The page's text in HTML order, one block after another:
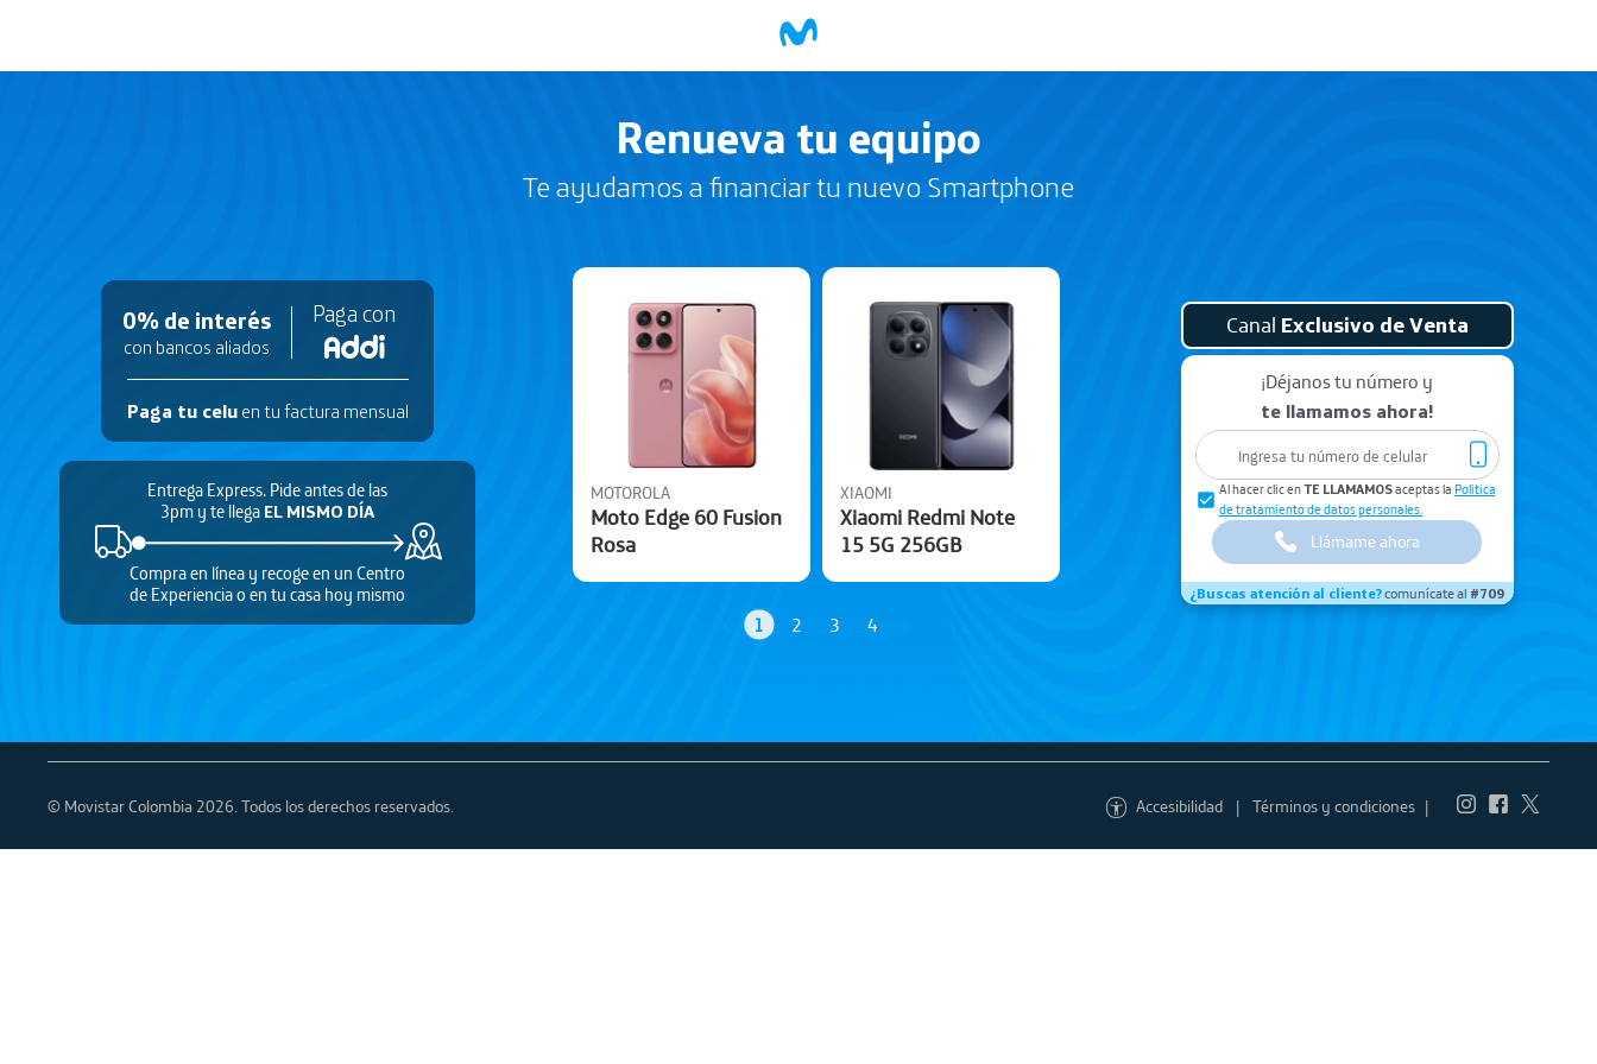
Renueva tu equipo
Te ayudamos a financiar tu nuevo Smartphone
0% de interés
con bancos aliados
Paga con
Paga tu celuen tu factura mensual
Entrega Express. Pide antes de las
3pm y te llega EL MISMO DÍA
Compra en línea y recoge en un Centro
de Experiencia o en tu casa hoy mismo
Tecno Pova
conoce más
SAMSUNG
Samsung S25Fe
conoce más
MOTOROLA
Moto Edge 60 Fusion
Rosa
conoce más
XIAOMI
Xiaomi Redmi Note
15 5G 256GB
conoce más
Honor 400 Smart 5G
conoce más
IPHONE
iPhone 15
1 2 3 4
Canal Exclusivo de Venta
¡Déjanos tu número y
te llamamos ahora!
Al hacer clic enTE LLAMAMOSaceptas la Política
de tratamiento de datos personales.
Llámame ahora
¿Buscas atención al cliente?comunícate al #709
© Movistar Colombia 2026. Todos los derechos reservados. Accesibilidad Términos y condiciones